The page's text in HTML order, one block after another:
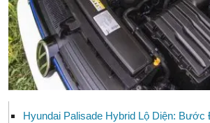
Hyundai Palisade Hybrid Lộ Diện: